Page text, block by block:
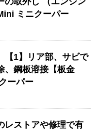
ミニクーパー
【1】リア部、サビで
、鋼板溶接【板金
ーパー
レストアや修理で有